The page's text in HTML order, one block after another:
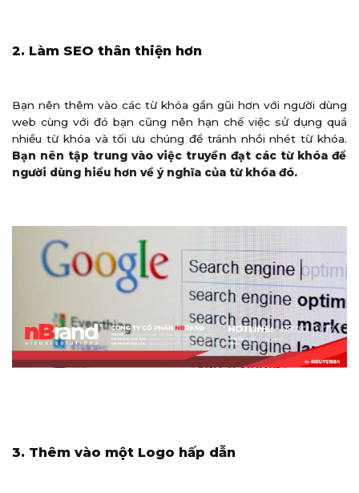
2. Làm SEO thân thiện hơn
Bạn nên thêm vào các từ khóa gần gũi hơn với người dùng
web cùng với đó bạn cũng nên hạn chế việc sử dụng quá
nhiều từ khóa và tối ưu chúng để tránh nhồi nhét từ khóa.
Bạn nên tập trung vào việc truyền đạt các từ khóa để
người dùng hiểu hơn về ý nghĩa của từ khóa đó.
3. Thêm vào một Logo hấp dẫn